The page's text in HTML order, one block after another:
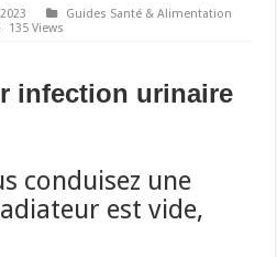
Guides Santé & Alimentation
135 Views
infection urinaire
conduisez une
est vide,